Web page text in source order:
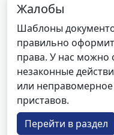
Жалобы
Шаблоны
правильно
права. У нас можно
незаконные
или
приставов.
Перейти в раздел